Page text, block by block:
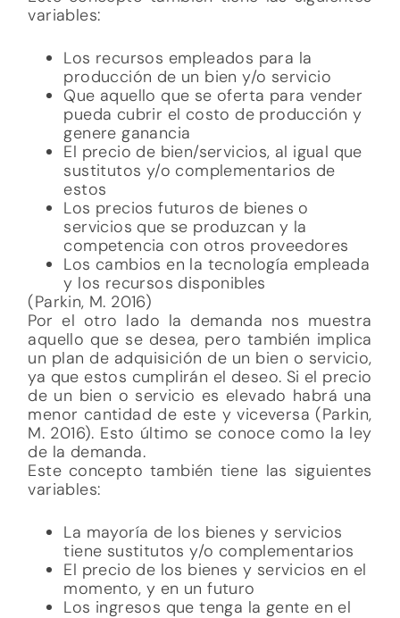
estos
servicios que se produzcan y la
competencia con otros proveedores
Los cambios en la tecnología empleada
y los recursos disponibles
(Parkin, M. 2016)
Por el otro lado la demanda nos muestra
aquello que se desea, pero también implica
un plan de adquisición de un bien o servicio,
ya que estos cumplirán el deseo. Si el precio
de un bien o servicio es elevado habrá una
menor cantidad de este y viceversa (Parkin,
M. 2016). Esto último se conoce como la ley
de la demanda.
Este concepto también tiene las siguientes
variables:
La mayoría de los bienes y servicios
tiene sustitutos y/o complementarios
El precio de los bienes y servicios en el
momento, y en un futuro
Los ingresos que tenga la gente en el
momento y en el futuro
Preferencias entorno a lo que se desea
(Población)
Economía y psicoanálisis
Debido a que el aparato psíquico contiene
una energía limitada y solo se puede
administrar (tópicas), podemos inferir que
esto se asemeja mucho a la economía, ya